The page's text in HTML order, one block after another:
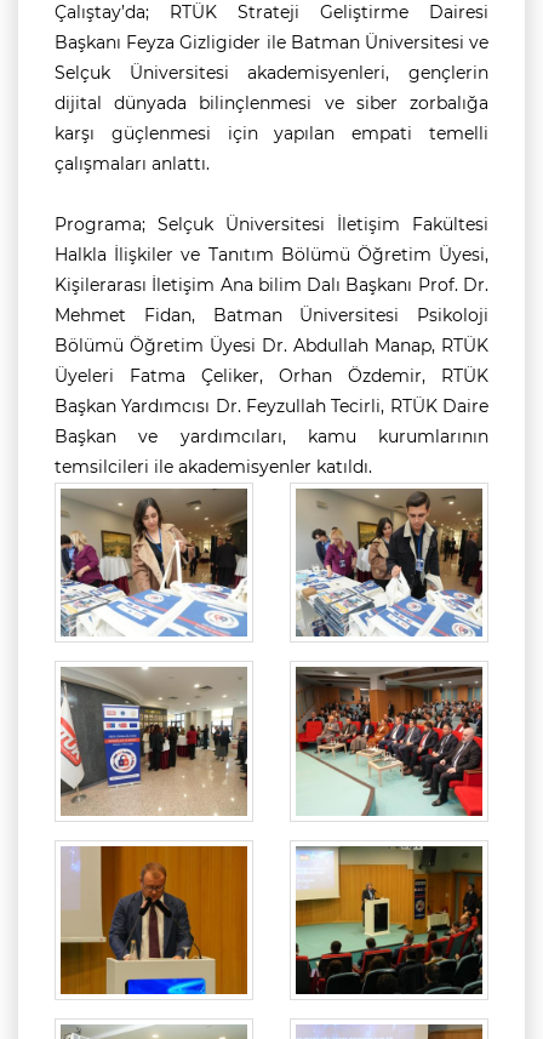
Çalıştay’da; RTÜK Strateji Geliştirme Dairesi
Başkanı Feyza Gizligider ile Batman Üniversitesi ve
Selçuk Üniversitesi akademisyenleri, gençlerin
dijital dünyada bilinçlenmesi ve siber zorbalığa
karşı güçlenmesi için yapılan empati temelli
çalışmaları anlattı.
Programa; Selçuk Üniversitesi İletişim Fakültesi
Halkla İlişkiler ve Tanıtım Bölümü Öğretim Üyesi,
Kişilerarası İletişim Ana bilim Dalı Başkanı Prof. Dr.
Mehmet Fidan, Batman Üniversitesi Psikoloji
Bölümü Öğretim Üyesi Dr. Abdullah Manap, RTÜK
Üyeleri Fatma Çeliker, Orhan Özdemir, RTÜK
Başkan Yardımcısı Dr. Feyzullah Tecirli, RTÜK Daire
Başkan ve yardımcıları, kamu kurumlarının
temsilcileri ile akademisyenler katıldı.